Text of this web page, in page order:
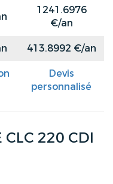
1241.6976
€/an
413.8992 €/an
Devis
personnalisé
CLC 220 CDI